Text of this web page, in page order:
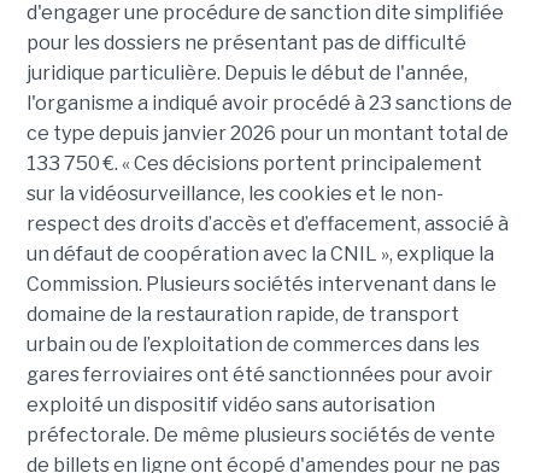
d'engager une procédure de sanction dite simplifiée
pour les dossiers ne présentant pas de difficulté
juridique particulière. Depuis le début de l'année,
l'organisme a indiqué avoir procédé à 23 sanctions de
ce type depuis janvier 2026 pour un montant total de
133 750 €. « Ces décisions portent principalement
sur la vidéosurveillance, les cookies et le non-
respect des droits d’accès et d’effacement, associé à
un défaut de coopération avec la CNIL », explique la
Commission. Plusieurs sociétés intervenant dans le
domaine de la restauration rapide, de transport
urbain ou de l’exploitation de commerces dans les
gares ferroviaires ont été sanctionnées pour avoir
exploité un dispositif vidéo sans autorisation
préfectorale. De même plusieurs sociétés de vente
de billets en ligne ont écopé d'amendes pour ne pas